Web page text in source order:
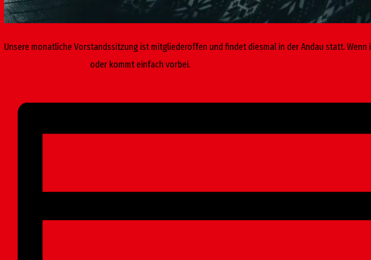
Unsere monatliche Vorstandssitzung ist mitgliederoffen und findet diesmal in der Andau statt.
oder kommt einfach vorbei.